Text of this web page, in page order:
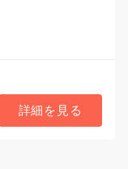
詳細を見る